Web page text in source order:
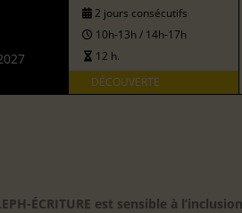
2 jours consécutifs
10h-13h / 14h-17h
12 h.
DÉCOUVERTE
ÉCRITURE est sensible à